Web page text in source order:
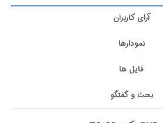
آرای کاربران
نمودارها
فایل ها
بحث و گفتگو